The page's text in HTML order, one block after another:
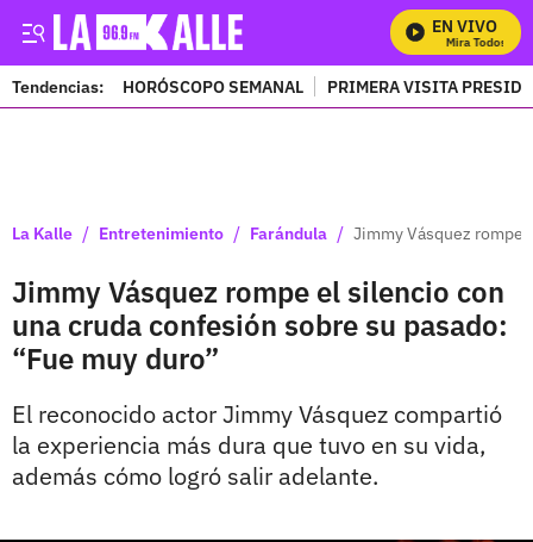
EN VIVO
Mira Todos
Tendencias: HORÓSCOPO SEMANAL PRIMERA VISITA
La Kalle / Entretenimiento / Farándula / Jimmy Vásquez rompe
Jimmy Vásquez rompe el silencio con
una cruda confesión sobre su pasado:
“Fue muy duro”
El reconocido actor Jimmy Vásquez compartió
la experiencia más dura que tuvo en su vida,
además cómo logró salir adelante.